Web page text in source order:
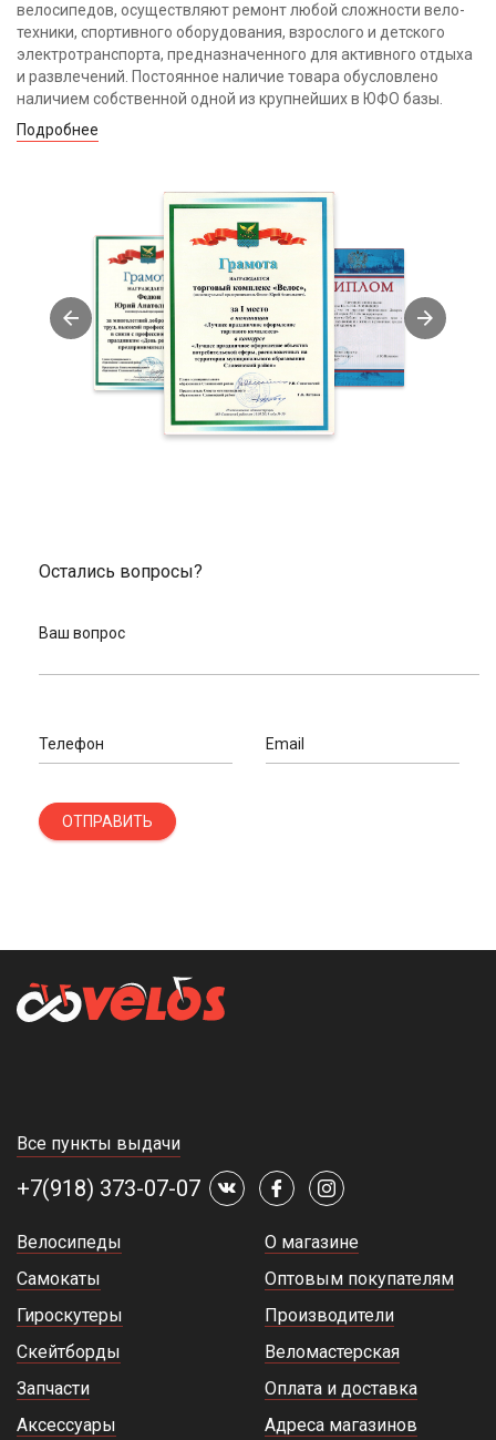
велосипедов, осуществляют ремонт любой сложности вело-
техники, спортивного оборудования, взрослого и детского
электротранспорта, предназначенного для активного отдыха
и развлечений. Постоянное наличие товара обусловлено
наличием собственной одной из крупнейших в ЮФО базы.
Подробнее
Остались вопросы?
Ваш вопрос
Телефон Email
ОТПРАВИТЬ
Все пункты выдачи
+7(918) 373-07-07
Велосипеды
Самокаты
Гироскутеры
Скейтборды
Запчасти
Аксессуары
О магазине
Оптовым покупателям
Производители
Веломастерская
Оплата и доставка
Адреса магазинов